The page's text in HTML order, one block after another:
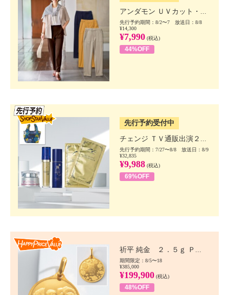
アンダモン ＵＶカット・...
先行予約期間：8/2〜7 放送日：8/8
¥14,300
¥7,990 (税込)
44%OFF
先行予約受付中
チェンジ ＴＶ通販出演２...
先行予約期間：7/27〜8/8 放送日：8/9
¥32,835
¥9,988 (税込)
69%OFF
祈平 純金 ２．５ｇ Ｐ...
期間限定：8/5〜18
¥385,000
¥199,900 (税込)
48%OFF